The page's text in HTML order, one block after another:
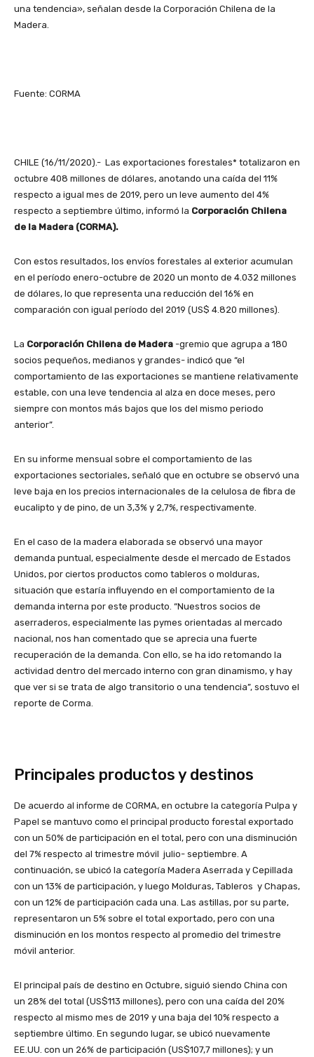
una tendencia», señalan desde la Corporación Chilena de la
Madera.
Fuente: CORMA
CHILE (16/11/2020).- Las exportaciones forestales* totalizaron en
octubre 408 millones de dólares, anotando una caída del 11%
respecto a igual mes de 2019, pero un leve aumento del 4%
respecto a septiembre último, informó la Corporación Chilena
de la Madera (CORMA).
Con estos resultados, los envíos forestales al exterior acumulan
en el período enero-octubre de 2020 un monto de 4.032 millones
de dólares, lo que representa una reducción del 16% en
comparación con igual período del 2019 (US$ 4.820 millones).
La Corporación Chilena de Madera -gremio que agrupa a 180
socios pequeños, medianos y grandes- indicó que “el
comportamiento de las exportaciones se mantiene relativamente
estable, con una leve tendencia al alza en doce meses, pero
siempre con montos más bajos que los del mismo periodo
anterior”.
En su informe mensual sobre el comportamiento de las
exportaciones sectoriales, señaló que en octubre se observó una
leve baja en los precios internacionales de la celulosa de fibra de
eucalipto y de pino, de un 3,3% y 2,7%, respectivamente.
En el caso de la madera elaborada se observó una mayor
demanda puntual, especialmente desde el mercado de Estados
Unidos, por ciertos productos como tableros o molduras,
situación que estaría influyendo en el comportamiento de la
demanda interna por este producto. “Nuestros socios de
aserraderos, especialmente las pymes orientadas al mercado
nacional, nos han comentado que se aprecia una fuerte
recuperación de la demanda. Con ello, se ha ido retomando la
actividad dentro del mercado interno con gran dinamismo, y hay
que ver si se trata de algo transitorio o una tendencia”, sostuvo el
reporte de Corma.
Principales productos y destinos
De acuerdo al informe de CORMA, en octubre la categoría Pulpa y
Papel se mantuvo como el principal producto forestal exportado
con un 50% de participación en el total, pero con una disminución
del 7% respecto al trimestre móvil julio- septiembre. A
continuación, se ubicó la categoría Madera Aserrada y Cepillada
con un 13% de participación, y luego Molduras, Tableros y Chapas,
con un 12% de participación cada una. Las astillas, por su parte,
representaron un 5% sobre el total exportado, pero con una
disminución en los montos respecto al promedio del trimestre
móvil anterior.
El principal país de destino en Octubre, siguió siendo China con
un 28% del total (US$113 millones), pero con una caída del 20%
respecto al mismo mes de 2019 y una baja del 10% respecto a
septiembre último. En segundo lugar, se ubicó nuevamente
EE.UU. con un 26% de participación (US$107,7 millones); y un